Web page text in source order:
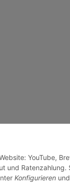
YouTube,
und Ratenzahlung.
Konfigurieren